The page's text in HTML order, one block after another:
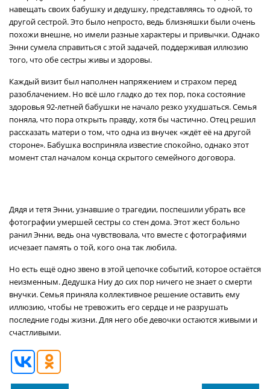
навещать своих бабушку и дедушку, представляясь то одной, то
другой сестрой. Это было непросто, ведь близняшки были очень
похожи внешне, но имели разные характеры и привычки. Однако
Энни сумела справиться с этой задачей, поддерживая иллюзию
того, что обе сестры живы и здоровы.
Каждый визит был наполнен напряжением и страхом перед
разоблачением. Но всё шло гладко до тех пор, пока состояние
здоровья 92-летней бабушки не начало резко ухудшаться. Семья
поняла, что пора открыть правду, хотя бы частично. Отец решил
рассказать матери о том, что одна из внучек «ждёт её на другой
стороне». Бабушка восприняла известие спокойно, однако этот
момент стал началом конца скрытого семейного договора.
Дядя и тетя Энни, узнавшие о трагедии, поспешили убрать все
фотографии умершей сестры со стен дома. Этот жест больно
ранил Энни, ведь она чувствовала, что вместе с фотографиями
исчезает память о той, кого она так любила.
Но есть ещё одно звено в этой цепочке событий, которое остаётся
неизменным. Дедушка Ниу до сих пор ничего не знает о смерти
внучки. Семья приняла коллективное решение оставить ему
иллюзию, чтобы не тревожить его сердце и не разрушать
последние годы жизни. Для него обе девочки остаются живыми и
счастливыми.